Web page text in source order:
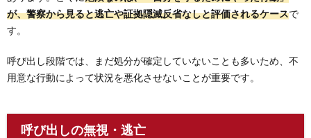
が、警察から見ると逃亡や証拠隠滅反省なしと評価されるケースで
す。
呼び出し段階では、まだ処分が確定していないことも多いため、不
用意な行動によって状況を悪化させないことが重要です。
呼び出しの無視・逃亡